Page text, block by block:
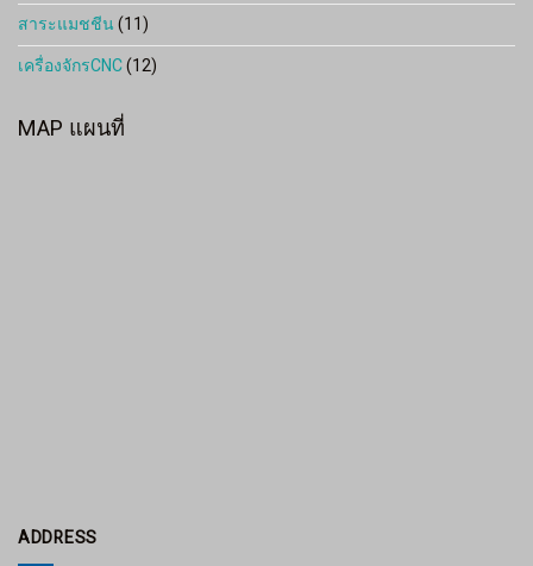
สาระแมชชีน(11)
เครื่องจักรCNC(12)
MAP แผนที่
ADDRESS